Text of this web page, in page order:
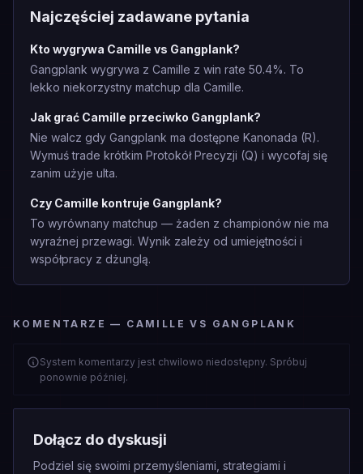
Najczęściej zadawane pytania
Kto wygrywa Camille vs Gangplank?
Gangplank wygrywa z Camille z win rate 50.4%. To
lekko niekorzystny matchup dla Camille.
Jak grać Camille przeciwko Gangplank?
Nie walcz gdy Gangplank ma dostępne Kanonada (R).
Wymuś trade krótkim Protokół Precyzji (Q) i wycofaj się
zanim użyje ulta.
Czy Camille kontruje Gangplank?
To wyrównany matchup — żaden z championów nie ma
wyraźnej przewagi. Wynik zależy od umiejętności i
współpracy z dżunglą.
KOMENTARZE — CAMILLE VS GANGPLANK
System komentarzy jest chwilowo niedostępny. Spróbuj
ponownie później.
Dołącz do dyskusji
Podziel się swoimi przemyśleniami, strategiami i